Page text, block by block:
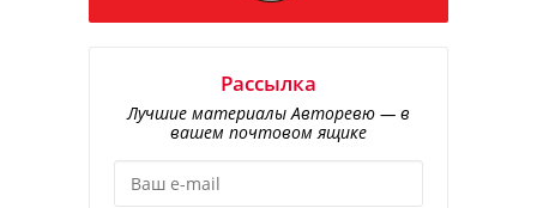
Рассылка
Лучшие материалы Авторевю — в
вашем почтовом ящике